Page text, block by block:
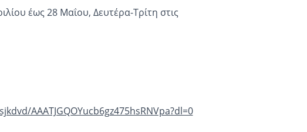
έως 28 Μαΐου, Δευτέρα-Τρίτη στις
AAATJGQOYucb6gz475hsRNVpa?dl=0